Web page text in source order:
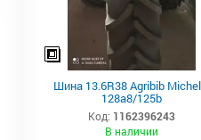
Шина 13.6R38 Agribib
128a8/125b
Код: 1162396243
В наличии